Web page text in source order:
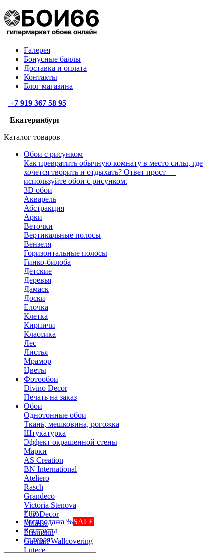
Галерея
Бонусные баллы
Доставка и оплата
Контакты
Блог магазина
+7 919 367 58 95
Екатеринбург
Каталог товаров
Обои с рисунком
Как превратить обычную комнату в место силы, где
хочется творить и отдыхать? Ответ прост —
используйте обои с рисунком.
3D обои
Акварель
Абстракция
Арки
Веточки
Вертикальные полосы
Вензеля
Горизонтальные полосы
Гинко-билоба
Детские
Деревья
Дамаск
Доски
Елочка
Клетка
Кирпичи
Классика
Лес
Листья
Мрамор
Цветы
Фотообои
Divino Decor
Печать на заказ
Обои
Однотонные обои
Ткань, мешковина, рогожка
Штукатурка
Эффект окрашенной стены
Марки
AS Creation
BN International
Ateliero
Rasch
Grandeco
Victoria Stenova
EuroDecor
Milassa
Erismann
Gaenari Wallcovering
Lutece
Еще
Распродажа %SALE
Контакты
Галерея